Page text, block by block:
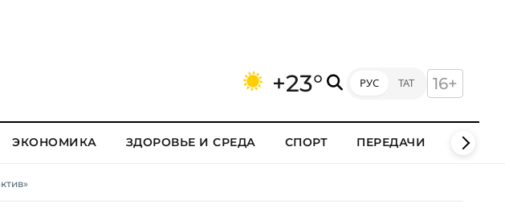
+23° РУС ТАТ 16+
ЭКОНОМИКА ЗДОРОВЬЕ И СРЕДА СПОРТ ПЕРЕДАЧИ КЛИПЫ